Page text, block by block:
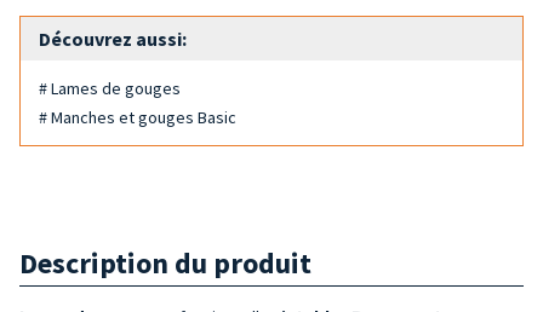
Découvrez aussi:
# Lames de gouges
# Manches et gouges Basic
Description du produit